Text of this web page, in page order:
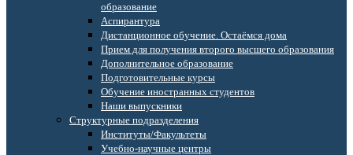
образование
Аспирантура
Дистанционное обучение. Остаёмся дома
Прием для получения второго высшего образования
Дополнительное образование
Подготовительные курсы
Обучение иностранных студентов
Наши выпускники
Структурные подразделения
Институты/Факультеты
Учебно-научные центры